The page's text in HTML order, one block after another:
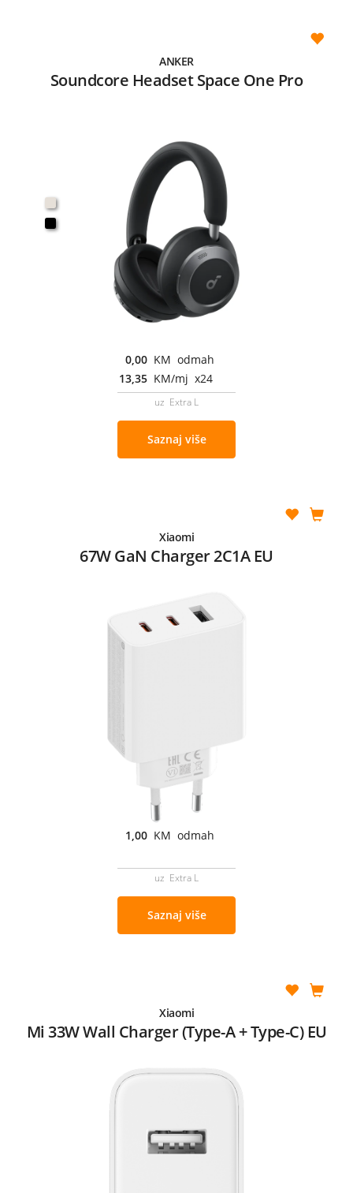
ANKER
Soundcore Headset Space One Pro
0,00 KM odmah
13,35 KM/mj x24
uz Extra L
Saznaj više
Xiaomi
67W GaN Charger 2C1A EU
1,00 KM odmah
uz Extra L
Saznaj više
Xiaomi
Mi 33W Wall Charger (Type-A + Type-C) EU